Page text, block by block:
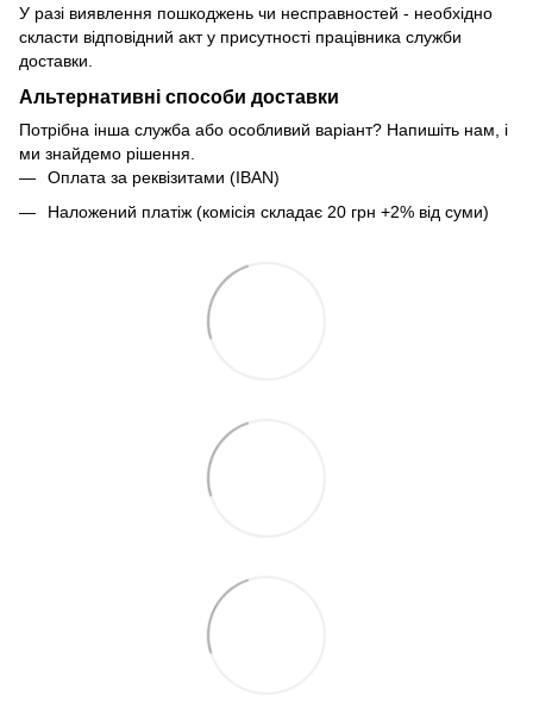
У разі виявлення пошкоджень чи несправностей - необхідно
скласти відповідний акт у присутності працівника служби
доставки.
Альтернативні способи доставки
Потрібна інша служба або особливий варіант? Напишіть нам, і
ми знайдемо рішення.
Оплата за реквізитами (IBAN)
Наложений платіж (комісія складає 20 грн +2% від суми)